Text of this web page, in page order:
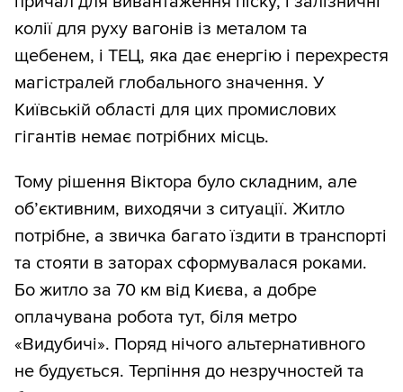
колії для руху вагонів із металом та
щебенем, і ТЕЦ, яка дає енергію і перехрестя
магістралей глобального значення. У
Київській області для цих промислових
гігантів немає потрібних місць.
Тому рішення Віктора було складним, але
об’єктивним, виходячи з ситуації. Житло
потрібне, а звичка багато їздити в транспорті
та стояти в заторах сформувалася роками.
Бо житло за 70 км від Києва, а добре
оплачувана робота тут, біля метро
«Видубичі». Поряд нічого альтернативного
не будується. Терпіння до незручностей та